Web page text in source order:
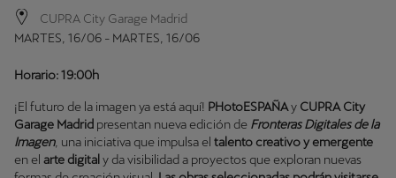
CUPRA City Garage Madrid
MARTES, 16/06 - MARTES, 16/06
Horario: 19:00h
¡El futuro de la imagen ya está aquí! PHotoESPAÑAy CUPRA City
Garage Madrid presentan nueva edición de Fronteras Digitales de la
Imagen, una iniciativa que impulsa el talento creativo y emergente
en el arte digital y da visibilidad a proyectos que exploran nuevas